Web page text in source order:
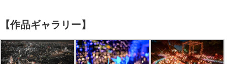
【作品ギャラリー】